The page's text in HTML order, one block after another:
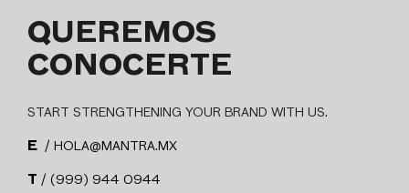
QUEREMOS
CONOCERTE
START STRENGTHENING YOUR BRAND WITH US.
E / HOLA@MANTRA.MX
T / (999) 944 0944